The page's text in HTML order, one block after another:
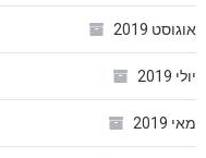
אוגוסט 2019
יולי 2019
מאי 2019